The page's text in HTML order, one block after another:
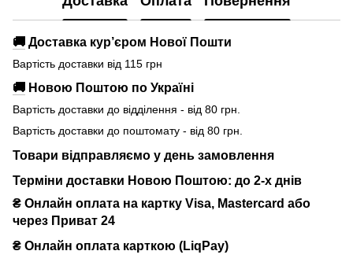
🚚 Доставка кур’єром Нової Пошти
Вартість доставки від 115 грн
🚚 Новою Поштою по Україні
Вартість доставки до відділення - від 80 грн.
Вартість доставки до поштомату - від 80 грн.
Товари відправляємо у день замовлення
Терміни доставки Новою Поштою: до 2-х днів
₴ Онлайн оплата на картку Visa, Mastercard або
через Приват 24
₴ Онлайн оплата карткою (LiqPay)